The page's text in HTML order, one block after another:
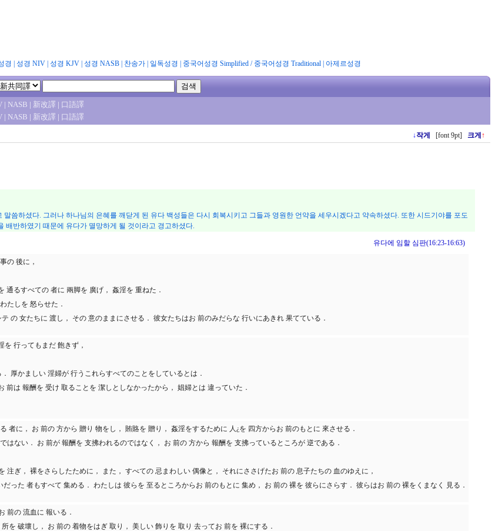
경 성경 NIV| 성경 KJV| 성경 NASB| 찬송가| 일독성경 중국어성경 Simplified/ 중국어성경 Traditional| 아제르성경
| NASB | 新改譯 | 口語譯
| NASB | 新改譯 | 口語譯
↓작게 [font 9pt] 크게 ↑
씀하셨다. 그러나 하나님의 은혜를 깨닫게 된 유다 백성들은 다시 회복시키고 그들과 영원한 언약을 세우시겠다고 약속하셨다. 또한 시드기야를 포도
배반하였기 때문에 유다가 멸망하게 될 것이라고 경고하셨다.
유다에 임할 심판(16:23-16:63)
の 後に，
通るすべての 者に 兩脚を 廣げ， 姦淫を 重ねた．
たしを 怒らせた．
の 女たちに 渡し， その 意のままにさせる． 彼女たちはお 前のみだらな 行いにあきれ 果てている．
を 行ってもまだ 飽きず，
厚かましい 淫婦が 行うこれらすべてのことをしているとは．
前は 報酬を 受け 取ることを 潔しとしなかったから， 娼婦とは 違っていた．
に， お 前の 方から 贈り 物をし， 賄賂を 贈り， 姦淫をするために 人¿を 四方からお 前のもとに 來させる．
ない． お 前が 報酬を 支拂われるのではなく， お 前の 方から 報酬を 支拂っているところが 逆である．
ぎ， 裸をさらしたために， また， すべての 忌まわしい 偶像と， それにささげたお 前の 息子たちの 血のゆえに，
った 者もすべて 集める． わたしは 彼らを 至るところからお 前のもとに 集め， お 前の 裸を 彼らにさらす． 彼らはお 前の 裸をくまなく 見る．
前の 流血に 報いる．
を 破壞し， お 前の 着物をはぎ 取り， 美しい 飾りを 取り 去ってお 前を 裸にする．